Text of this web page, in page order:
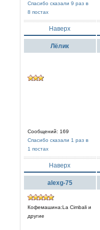
Спасибо сказали 9 раз в
8 постах
Наверх
Лёлик
Сообщений: 169
Спасибо сказали 1 раз в
1 постах
Наверх
alexg-75
Кофемашина:La Cimbali и
другие